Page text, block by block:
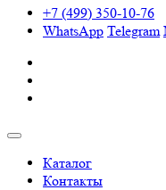
+7 (499) 350-10-76
WhatsApp Telegram
Каталог
Контакты